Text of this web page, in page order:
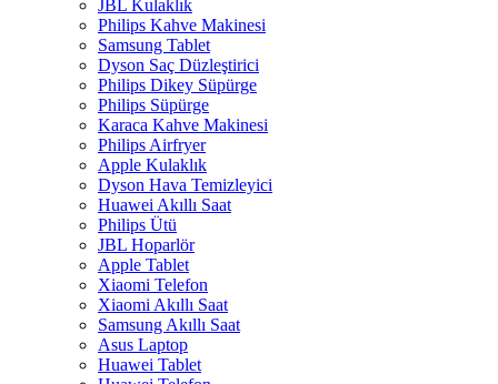
JBL Kulaklık
Philips Kahve Makinesi
Samsung Tablet
Dyson Saç Düzleştirici
Philips Dikey Süpürge
Philips Süpürge
Karaca Kahve Makinesi
Philips Airfryer
Apple Kulaklık
Dyson Hava Temizleyici
Huawei Akıllı Saat
Philips Ütü
JBL Hoparlör
Apple Tablet
Xiaomi Telefon
Xiaomi Akıllı Saat
Samsung Akıllı Saat
Asus Laptop
Huawei Tablet